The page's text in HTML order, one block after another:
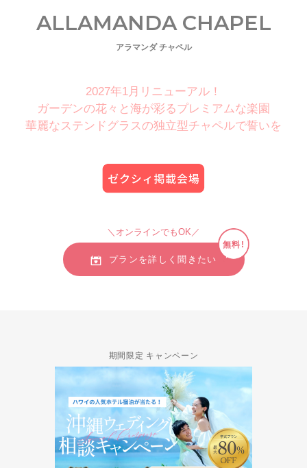
ALLAMANDA CHAPEL
アラマンダ チャペル
2027年1月リニューアル！
ガーデンの花々と海が彩るプレミアムな楽園
華麗なステンドグラスの独立型チャペルで誓いを
＼オンラインでもOK／
プランを詳しく聞きたい
無料!
期間限定 キャンペーン